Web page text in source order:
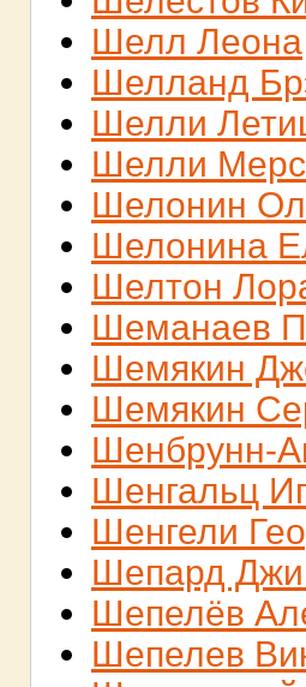
Шелл Леона
Шелланд
Шелли
Шелли
Шелонин
Шелонина
Шелтон
Шеманаев
Шемякин
Шемякин
Шенбрунн-
Шенгальц
Шенгели
Шепард
Шепелёв
Шепелев